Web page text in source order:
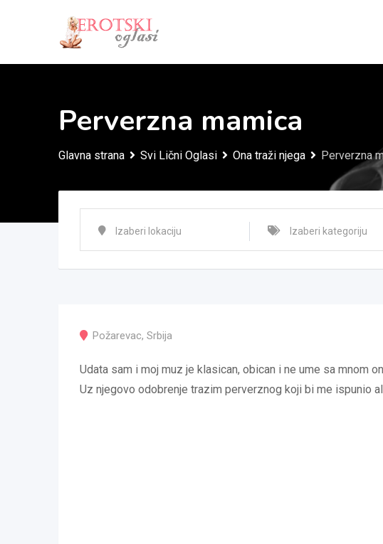
Perverzna mamica
Glavna strana Svi Lični Oglasi Ona traži njega Perverzna
Požarevac, Srbija
Udata sam i moj muz je klasican, obican i ne ume sa mnom
Uz njegovo odobrenje trazim perverznog koji bi me ispunio